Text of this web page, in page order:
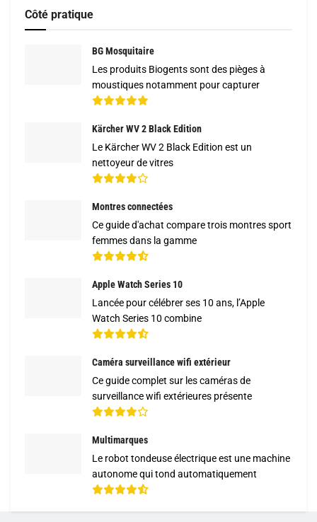
Côté pratique
BG Mosquitaire
Les produits Biogents sont des pièges à
moustiques notamment pour capturer
Kärcher WV 2 Black Edition
Le Kärcher WV 2 Black Edition est un
nettoyeur de vitres
Montres connectées
Ce guide d'achat compare trois montres sport
femmes dans la gamme
Apple Watch Series 10
Lancée pour célébrer ses 10 ans, l’Apple
Watch Series 10 combine
Caméra surveillance wifi extérieur
Ce guide complet sur les caméras de
surveillance wifi extérieures présente
Multimarques
Le robot tondeuse électrique est une machine
autonome qui tond automatiquement